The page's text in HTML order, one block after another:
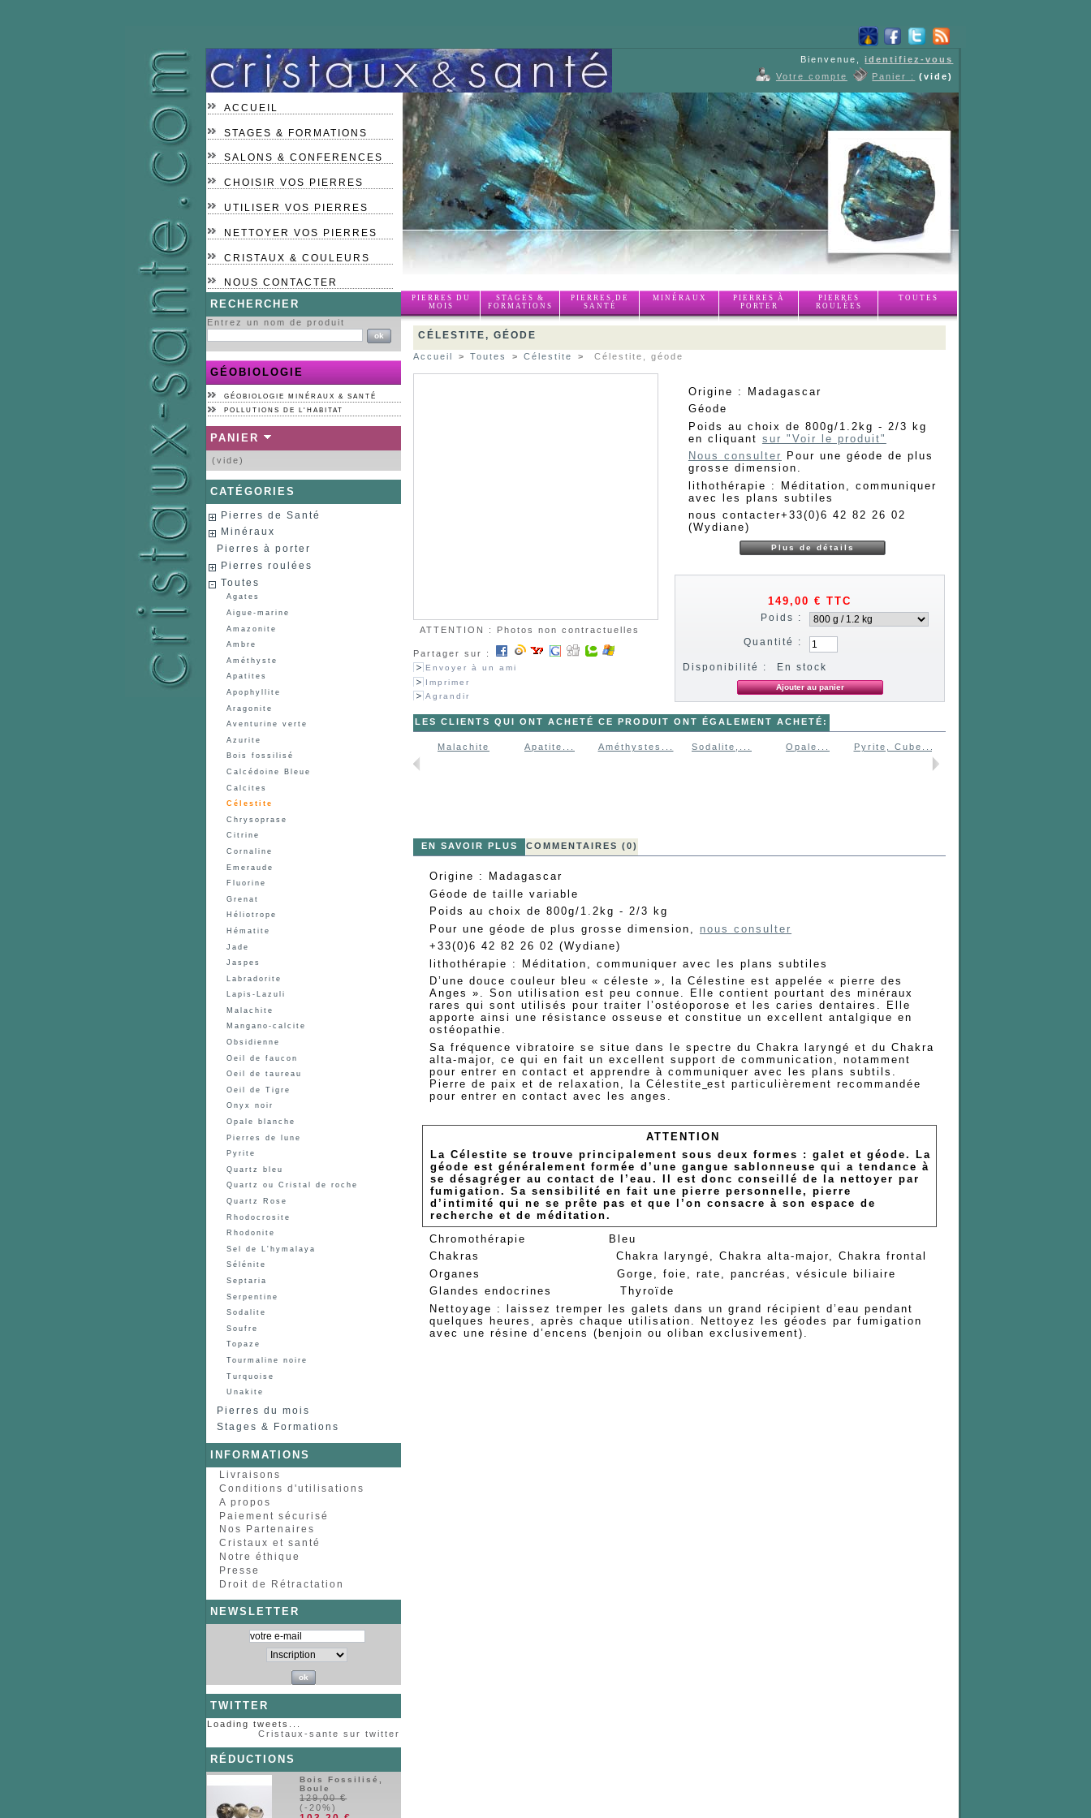
ACCUEIL
STAGES & FORMATIONS
SALONS & CONFERENCES
CHOISIR VOS PIERRES
UTILISER VOS PIERRES
NETTOYER VOS PIERRES
CRISTAUX & COULEURS
NOUS CONTACTER
Bienvenue,identifiez-vous
Panier :
(vide)
Votre compte
PIERRES DU
MOIS
STAGES &
FORMATIONS
PIERRES DE
SANTÉ
MINÉRAUX
PIERRES À
PORTER
PIERRES
ROULÉES
TOUTES
RECHERCHER
Entrez un nom de produit
GÉOBIOLOGIE
GÉOBIOLOGIE MINÉRAUX & SANTÉ
POLLUTIONS DE L'HABITAT
PANIER
(vide)
CATÉGORIES
Pierres de Santé
Minéraux
Pierres à porter
Pierres roulées
Toutes
Agates
Aigue-marine
Amazonite
Ambre
Améthyste
Apatites
Apophyllite
Aragonite
Aventurine verte
Azurite
Bois fossilisé
Calcédoine Bleue
Calcites
Célestite
Chrysoprase
Citrine
Cornaline
Emeraude
Fluorine
Grenat
Héliotrope
Hématite
Jade
Jaspes
Labradorite
Lapis-Lazuli
Malachite
Mangano-calcite
Obsidienne
Oeil de faucon
Oeil de taureau
Oeil de Tigre
Onyx noir
Opale blanche
Pierres de lune
Pyrite
Quartz bleu
Quartz ou Cristal de roche
Quartz Rose
Rhodocrosite
Rhodonite
Sel de L'hymalaya
Sélénite
Septaria
Serpentine
Sodalite
Soufre
Topaze
Tourmaline noire
Turquoise
Unakite
Pierres du mois
Stages & Formations
INFORMATIONS
Livraisons
Conditions d'utilisations
A propos
Paiement sécurisé
Nos Partenaires
Cristaux et santé
Notre éthique
Presse
Droit de Rétractation
NEWSLETTER
TWITTER
Loading tweets...
Cristaux-sante sur twitter
RÉDUCTIONS
Bois Fossilisé,
Boule
129,00 €
(-20%)
CÉLESTITE, GÉODE
Accueil > Toutes > Célestite > Célestite, géode
ATTENTION : Photos non contractuelles
Partager sur :
Envoyer à un ami
Imprimer
Agrandir
Origine : Madagascar
Géode
Poids au choix de 800g/1.2kg - 2/3 kg
en cliquant sur "Voir le produit"
Nous consulter
Pour une géode de plus
grosse dimension.
lithothérapie : Méditation, communiquer
avec les plans subtiles
nous contacter+33(0)6 42 82 26 02
(Wydiane)
Plus de détails
149,00 € TTC
Poids :
Quantité :
Disponibilité : En stock
LES CLIENTS QUI ONT ACHETÉ CE PRODUIT ONT ÉGALEMENT ACHETÉ:
Malachite Apatite... Améthystes... Sodalite,... Opale... Pyrite, Cube...
EN SAVOIR PLUS COMMENTAIRES (0)
Origine : Madagascar
Géode de taille variable
Poids au choix de 800g/1.2kg - 2/3 kg
Pour une géode de plus grosse dimension, nous consulter
+33(0)6 42 82 26 02 (Wydiane)
lithothérapie : Méditation, communiquer avec les plans subtiles
D’une douce couleur bleu « céleste », la Célestine est appelée « pierre des
Anges ». Son utilisation est peu connue. Elle contient pourtant des minéraux
rares qui sont utilisés pour traiter l’ostéoporose et les caries dentaires. Elle
apporte ainsi une résistance osseuse et constitue un excellent antalgique en
ostéopathie.
Sa fréquence vibratoire se situe dans le spectre du Chakra laryngé et du Chakra
alta-major, ce qui en fait un excellent support de communication, notamment
pour entrer en contact et apprendre à communiquer avec les plans subtils.
Pierre de paix et de relaxation, la Célestite est particulièrement recommandée
pour entrer en contact avec les anges.
ATTENTION
La Célestite se trouve principalement sous deux formes : galet et géode. La
géode est généralement formée d’une gangue sablonneuse qui a tendance à
se désagréger au contact de l’eau. Il est donc conseillé de la nettoyer par
fumigation. Sa sensibilité en fait une pierre personnelle, pierre
d’intimité qui ne se prête pas et que l’on consacre à son espace de
recherche et de méditation.
Chromothérapie Bleu
Chakras Chakra laryngé, Chakra alta-major, Chakra frontal
Organes Gorge, foie, rate, pancréas, vésicule biliaire
Glandes endocrines Thyroïde
Nettoyage : laissez tremper les galets dans un grand récipient d’eau pendant
quelques heures, après chaque utilisation. Nettoyez les géodes par fumigation
avec une résine d’encens (benjoin ou oliban exclusivement).